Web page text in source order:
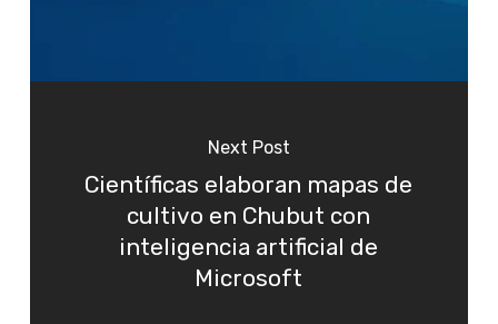
Next Post
Científicas elaboran mapas de
cultivo en Chubut con
inteligencia artificial de
Microsoft